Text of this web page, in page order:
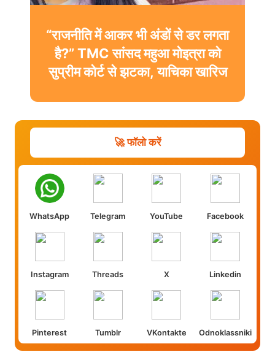
“राजनीति में आकर भी अंडों से डर लगता
है?” TMC सांसद महुआ मोइत्रा को
सुप्रीम कोर्ट से झटका, याचिका खारिज
🚀 फॉलो करें
WhatsApp Telegram YouTube Facebook
Instagram Threads X Linkedin
Pinterest Tumblr VKontakte Odnoklassniki